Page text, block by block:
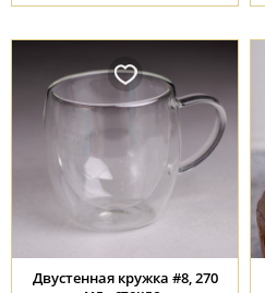
Двустенная кружка #8, 270